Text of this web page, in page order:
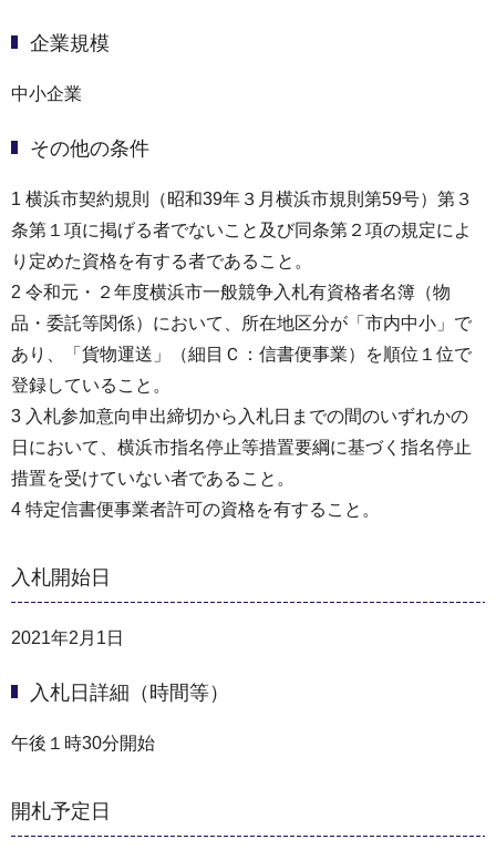
企業規模
中小企業
その他の条件
1 横浜市契約規則（昭和39年３月横浜市規則第59号）第３
条第１項に掲げる者でないこと及び同条第２項の規定によ
り定めた資格を有する者であること。
2 令和元・２年度横浜市一般競争入札有資格者名簿（物
品・委託等関係）において、所在地区分が「市内中小」で
あり、「貨物運送」（細目Ｃ：信書便事業）を順位１位で
登録していること。
3 入札参加意向申出締切から入札日までの間のいずれかの
日において、横浜市指名停止等措置要綱に基づく指名停止
措置を受けていない者であること。
4 特定信書便事業者許可の資格を有すること。
入札開始日
2021年2月1日
入札日詳細（時間等）
午後１時30分開始
開札予定日